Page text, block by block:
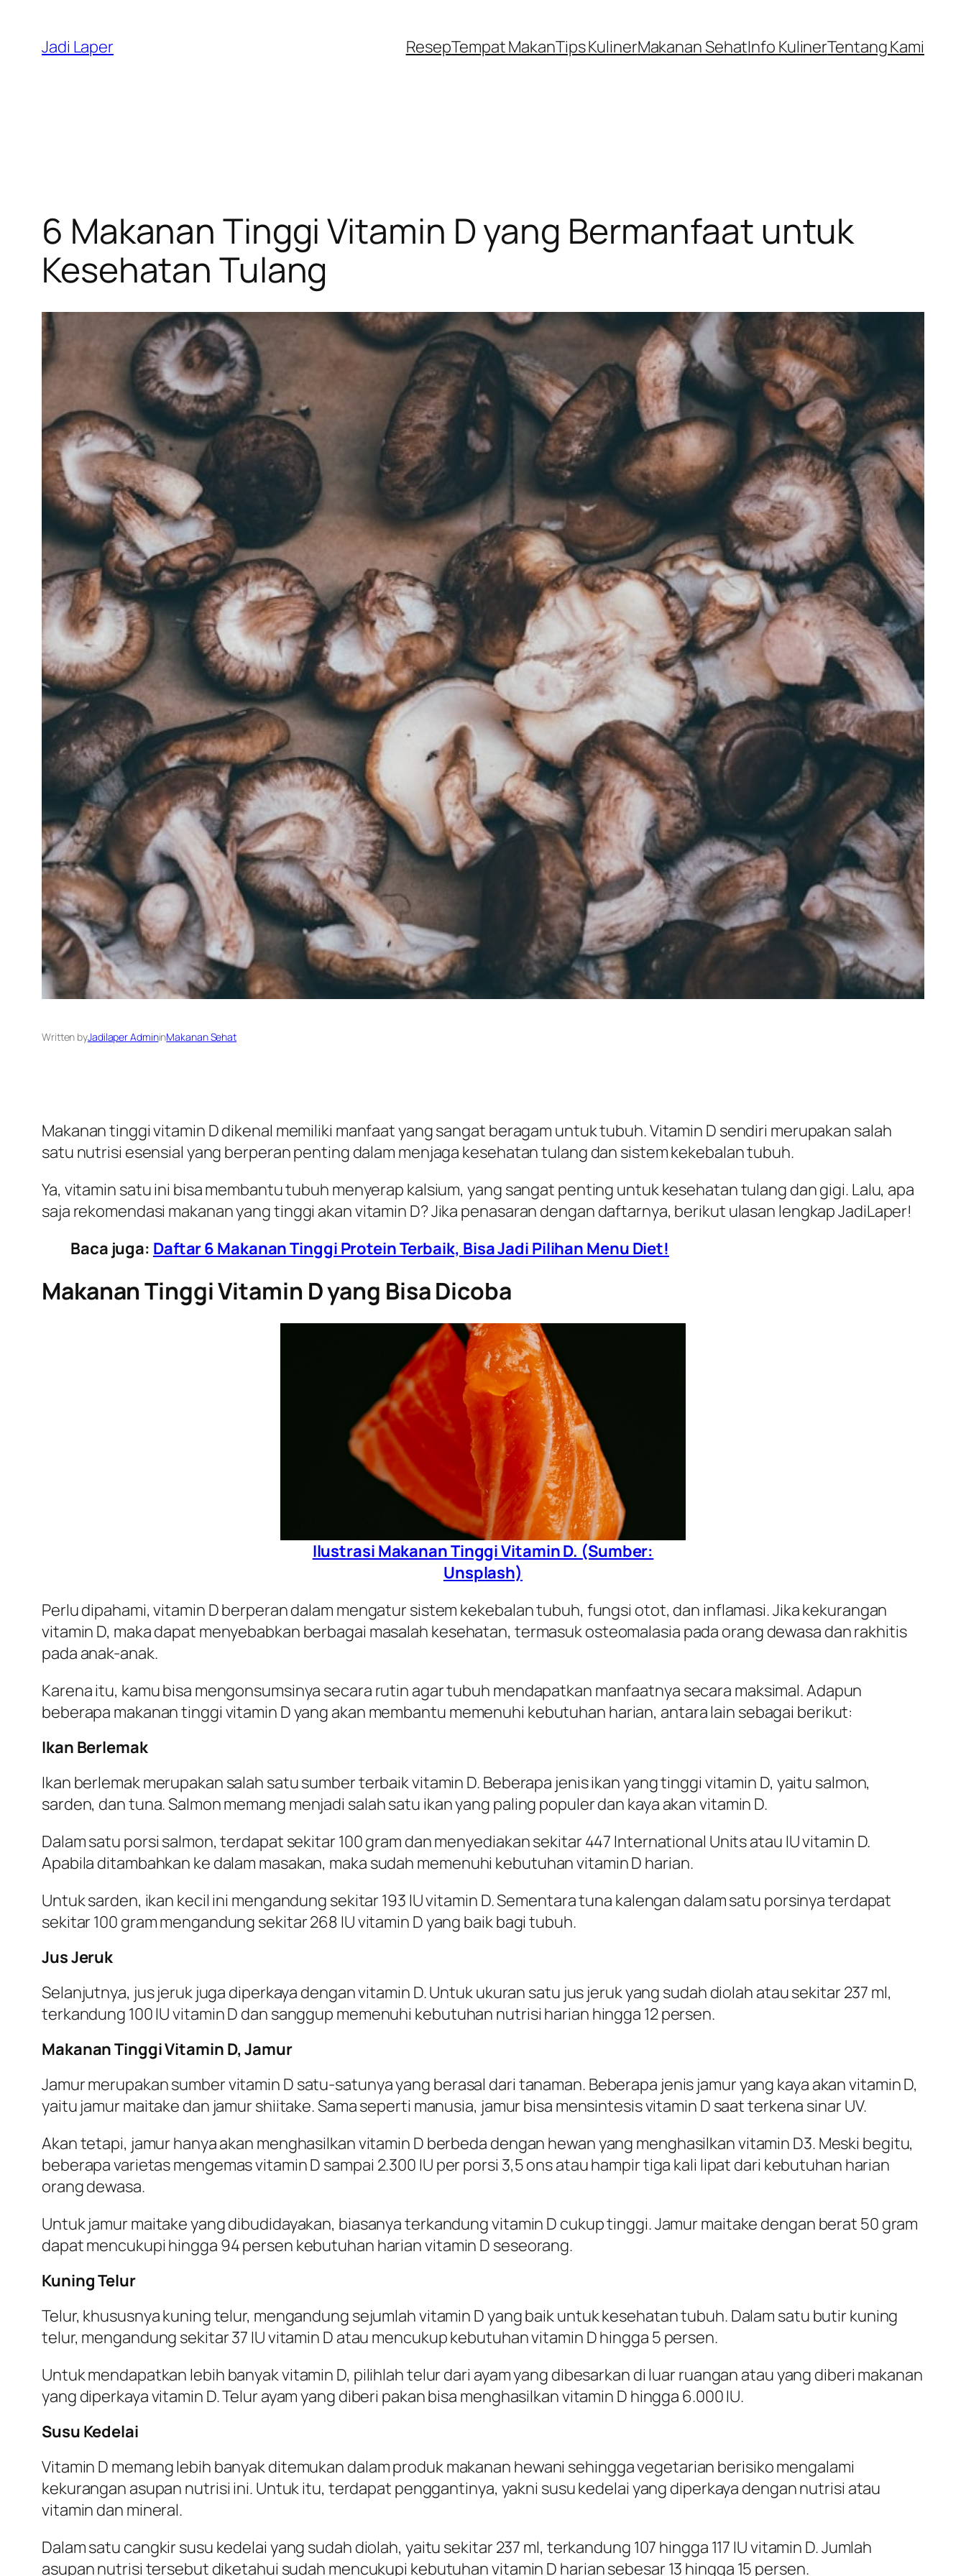
content
Jadi Laper ResepTempat MakanTips KulinerMakanan SehatInfo KulinerTentang Kami
6 Makanan Tinggi Vitamin D yang Bermanfaat untuk
Kesehatan Tulang
Written byJadilaper AdmininMakanan Sehat
Makanan tinggi vitamin D dikenal memiliki manfaat yang sangat beragam untuk tubuh. Vitamin D sendiri merupakan salah
satu nutrisi esensial yang berperan penting dalam menjaga kesehatan tulang dan sistem kekebalan tubuh.
Ya, vitamin satu ini bisa membantu tubuh menyerap kalsium, yang sangat penting untuk kesehatan tulang dan gigi. Lalu, apa
saja rekomendasi makanan yang tinggi akan vitamin D? Jika penasaran dengan daftarnya, berikut ulasan lengkap JadiLaper!
Baca juga: Daftar 6 Makanan Tinggi Protein Terbaik, Bisa Jadi Pilihan Menu Diet!
Makanan Tinggi Vitamin D yang Bisa Dicoba
Ilustrasi Makanan Tinggi Vitamin D. (Sumber:
Unsplash)
Perlu dipahami, vitamin D berperan dalam mengatur sistem kekebalan tubuh, fungsi otot, dan inflamasi. Jika kekurangan
vitamin D, maka dapat menyebabkan berbagai masalah kesehatan, termasuk osteomalasia pada orang dewasa dan rakhitis
pada anak-anak.
Karena itu, kamu bisa mengonsumsinya secara rutin agar tubuh mendapatkan manfaatnya secara maksimal. Adapun
beberapa makanan tinggi vitamin D yang akan membantu memenuhi kebutuhan harian, antara lain sebagai berikut:
Ikan Berlemak
Ikan berlemak merupakan salah satu sumber terbaik vitamin D. Beberapa jenis ikan yang tinggi vitamin D, yaitu salmon,
sarden, dan tuna. Salmon memang menjadi salah satu ikan yang paling populer dan kaya akan vitamin D.
Dalam satu porsi salmon, terdapat sekitar 100 gram dan menyediakan sekitar 447 International Units atau IU vitamin D.
Apabila ditambahkan ke dalam masakan, maka sudah memenuhi kebutuhan vitamin D harian.
Untuk sarden, ikan kecil ini mengandung sekitar 193 IU vitamin D. Sementara tuna kalengan dalam satu porsinya terdapat
sekitar 100 gram mengandung sekitar 268 IU vitamin D yang baik bagi tubuh.
Jus Jeruk
Selanjutnya, jus jeruk juga diperkaya dengan vitamin D. Untuk ukuran satu jus jeruk yang sudah diolah atau sekitar 237 ml,
terkandung 100 IU vitamin D dan sanggup memenuhi kebutuhan nutrisi harian hingga 12 persen.
Makanan Tinggi Vitamin D, Jamur
Jamur merupakan sumber vitamin D satu-satunya yang berasal dari tanaman. Beberapa jenis jamur yang kaya akan vitamin D,
yaitu jamur maitake dan jamur shiitake. Sama seperti manusia, jamur bisa mensintesis vitamin D saat terkena sinar UV.
Akan tetapi, jamur hanya akan menghasilkan vitamin D berbeda dengan hewan yang menghasilkan vitamin D3. Meski begitu,
beberapa varietas mengemas vitamin D sampai 2.300 IU per porsi 3,5 ons atau hampir tiga kali lipat dari kebutuhan harian
orang dewasa.
Untuk jamur maitake yang dibudidayakan, biasanya terkandung vitamin D cukup tinggi. Jamur maitake dengan berat 50 gram
dapat mencukupi hingga 94 persen kebutuhan harian vitamin D seseorang.
Kuning Telur
Telur, khususnya kuning telur, mengandung sejumlah vitamin D yang baik untuk kesehatan tubuh. Dalam satu butir kuning
telur, mengandung sekitar 37 IU vitamin D atau mencukup kebutuhan vitamin D hingga 5 persen.
Untuk mendapatkan lebih banyak vitamin D, pilihlah telur dari ayam yang dibesarkan di luar ruangan atau yang diberi makanan
yang diperkaya vitamin D. Telur ayam yang diberi pakan bisa menghasilkan vitamin D hingga 6.000 IU.
Susu Kedelai
Vitamin D memang lebih banyak ditemukan dalam produk makanan hewani sehingga vegetarian berisiko mengalami
kekurangan asupan nutrisi ini. Untuk itu, terdapat penggantinya, yakni susu kedelai yang diperkaya dengan nutrisi atau
vitamin dan mineral.
Dalam satu cangkir susu kedelai yang sudah diolah, yaitu sekitar 237 ml, terkandung 107 hingga 117 IU vitamin D. Jumlah
asupan nutrisi tersebut diketahui sudah mencukupi kebutuhan vitamin D harian sebesar 13 hingga 15 persen.